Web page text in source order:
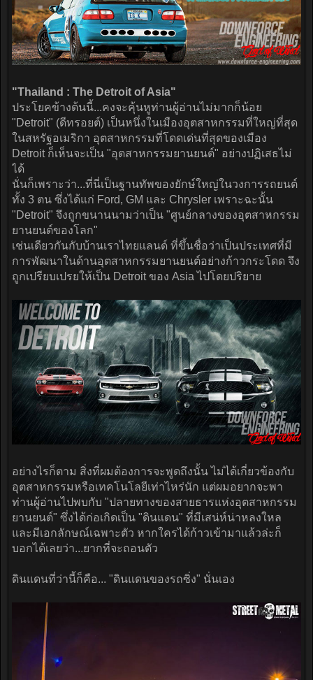
"Thailand : The Detroit of Asia"
ประโยคข้างต้นนี้...คงจะคุ้นหูท่านผู้อ่านไม่มากก็น้อย
"Detroit" (ดีทรอยต์) เป็นหนึ่งในเมืองอุตสาหกรรมที่ใหญ่ที่สุด
ในสหรัฐอเมริกา อุตสาหกรรมที่โดดเด่นที่สุดของเมือง
Detroit ก็เห็นจะเป็น "อุตสาหกรรมยานยนต์" อย่างปฏิเสธไม่
ได้
นั่นก็เพราะว่า...ที่นี่เป็นฐานทัพของยักษ์ใหญ่ในวงการรถยนต์
ทั้ง 3 ตน ซึ่งได้แก่ Ford, GM และ Chrysler เพราะฉะนั้น
"Detroit" จึงถูกขนานนามว่าเป็น "ศูนย์กลางของอุตสาหกรรม
ยานยนต์ของโลก"
เช่นเดียวกันกับบ้านเราไทยแลนด์ ที่ขึ้นชื่อว่าเป็นประเทศที่มี
การพัฒนาในด้านอุตสาหกรรมยานยนต์อย่างก้าวกระโดด จึง
ถูกเปรียบเปรยให้เป็น Detroit ของ Asia ไปโดยปริยาย
อย่างไรก็ตาม สิ่งที่ผมต้องการจะพูดถึงนั้น ไม่ได้เกี่ยวข้องกับ
อุตสาหกรรมหรือเทคโนโลยีเท่าไหร่นัก แต่ผมอยากจะพา
ท่านผู้อ่านไปพบกับ "ปลายทางของสายธารแห่งอุตสาหกรรม
ยานยนต์" ซึ่งได้ก่อเกิดเป็น "ดินแดน" ที่มีเสน่ห์น่าหลงใหล
และมีเอกลักษณ์เฉพาะตัว หากใครได้ก้าวเข้ามาแล้วล่ะก็
บอกได้เลยว่า...ยากที่จะถอนตัว
ดินแดนที่ว่านี้ก็คือ... "ดินแดนของรถซิ่ง" นั่นเอง